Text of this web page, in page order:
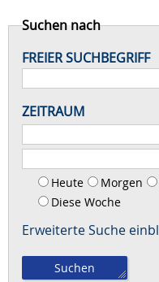
Suchen nach
FREIER SUCHBEGRIFF
ZEITRAUM
Heute Morgen
Diese Woche
Erweiterte Suche